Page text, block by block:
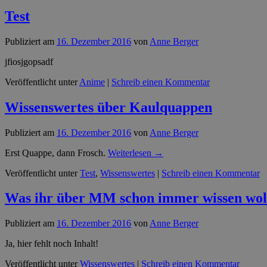
Test
Publiziert am 16. Dezember 2016 von Anne Berger
jfiosjgopsadf
Veröffentlicht unter Anime | Schreib einen Kommentar
Wissenswertes über Kaulquappen
Publiziert am 16. Dezember 2016 von Anne Berger
Erst Quappe, dann Frosch. Weiterlesen →
Veröffentlicht unter Test, Wissenswertes | Schreib einen Kommentar
Was ihr über MM schon immer wissen
Publiziert am 16. Dezember 2016 von Anne Berger
Ja, hier fehlt noch Inhalt!
Veröffentlicht unter Wissenswertes | Schreib einen Kommentar